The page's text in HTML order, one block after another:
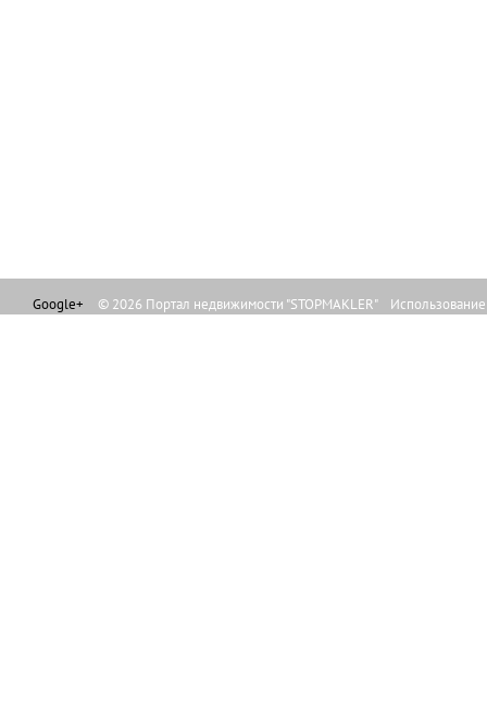
Google+ © 2026 Портал недвижимости "STOPMAKLER"